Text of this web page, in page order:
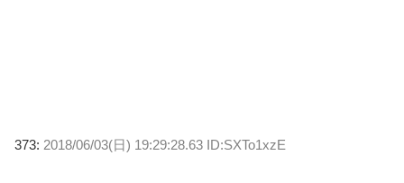
373: 2018/06/03(日) 19:29:28.63 ID:SXTo1xzE